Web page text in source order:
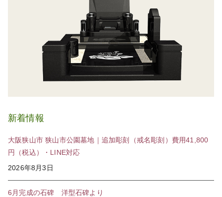
新着情報
大阪狭山市 狭山市公園墓地｜追加彫刻（戒名彫刻）費用41,800
円（税込）・LINE対応
2026年8月3日
6月完成の石碑 洋型石碑より